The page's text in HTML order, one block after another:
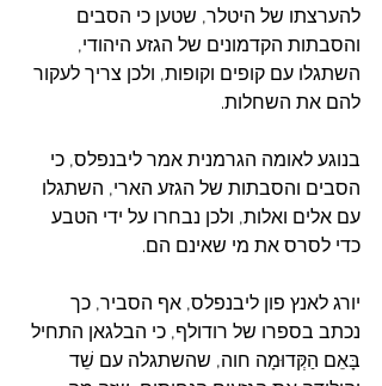
להערצתו של היטלר, שטען כי הסבים
והסבתות הקדמונים של הגזע היהודי,
השתגלו עם קופים וקופות, ולכן צריך לעקור
להם את השחלות.
בנוגע לאומה הגרמנית אמר ליבנפלס, כי
הסבים והסבתות של הגזע הארי, השתגלו
עם אלים ואלות, ולכן נבחרו על ידי הטבע
כדי לסרס את מי שאינם הם.
יורג לאנץ פון ליבנפלס, אף הסביר, כך
נכתב בספרו של רודולף, כי הבלגאן התחיל
בָּאֵם הַקְּדוּמָה חוה, שהשתגלה עם שֵׁד